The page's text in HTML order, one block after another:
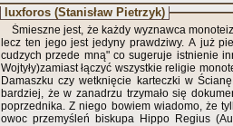
luxforos (Stanisław Pietrzyk)
Śmieszne jest, że każdy wyznawca
lecz ten jego jest jedyny prawdziwy. A już
cudzych przede mną" co sugeruje istnienie
Wojtyły)zamiast łączyć wszystkie religie
Damaszku czy wetknięcie karteczki w
bardziej, że w zanadrzu trzymało się
poprzednika. Z niego bowiem wiadomo, że
owoc przemyśleń biskupa Hippo Regius